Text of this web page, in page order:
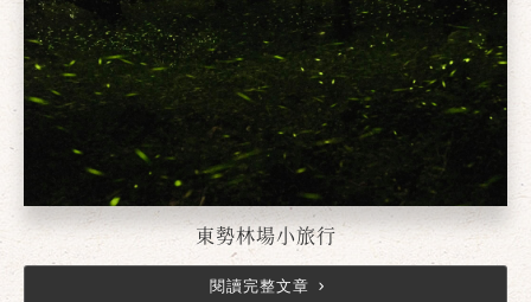
東勢林場小旅行
閱讀完整文章